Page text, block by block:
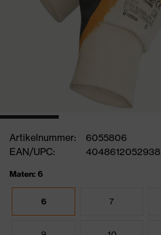
Artikelnummer:
6055806
EAN/UPC:
4048612052938
Maten: 6
6 7